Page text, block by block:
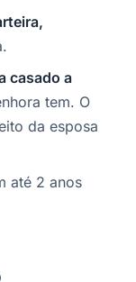
casado a
tem. O
da esposa
até 2 anos